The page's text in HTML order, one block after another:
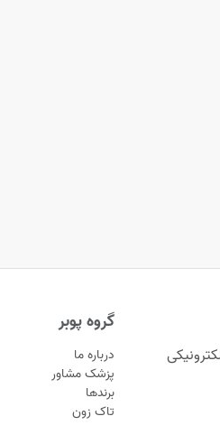
گروه پوبر
درباره ما
پزشک مشاور
برندها
تاک زون